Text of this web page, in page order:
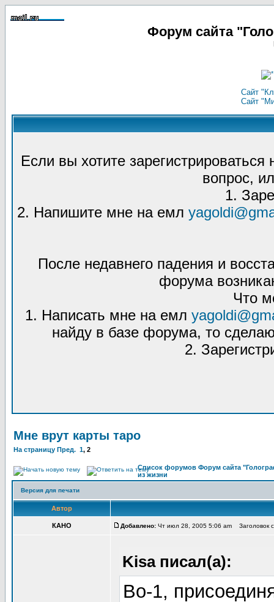
Форум сайта
Сайт
Сайт
Если вы хотите
вопрос,
1.
2. Напишите мне на емл
После недавнего падения и
форума
Что
1. Написать мне на емл
найду в базе форума, то
2.
Мне врут карты таро
На страницу Пред. 1, 2
Список форумов Форум сайта
из жизни
Версия для печати
Автор
КАНО Добавлено: Чт июл 28, 2005 5:06 am Заголовок
Kisa писал(а):
Во-1,